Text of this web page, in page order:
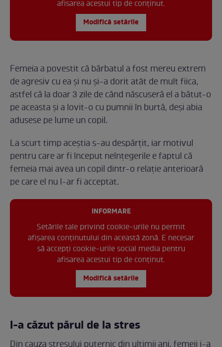
afisarea acestui tip de conținut.
Modifică setările
Femeia a povestit că bărbatul a fost mereu extrem
de agresiv cu ea și nu și-a dorit atât de mult fiica,
astfel că la doar 3 zile de când născuseră el a bătut-o
pe aceasta și a lovit-o cu pumnii în burtă, deși abia
adusese pe lume un copil.
La scurt timp aceștia s-au despărțit, iar motivul
pentru care ar fi început neînțegerile e faptul că
femeia mai avea un copil dintr-o relație anterioară
pe care el nu l-ar fi acceptat.
INFORMARE
Setările tale privind cookie-urile nu permit
afișarea conținutului din această zonă. E necesar
să accepți cookie-urile social media pentru
afisarea acestui tip de conținut.
Modifică setările
I-a căzut părul de la stres